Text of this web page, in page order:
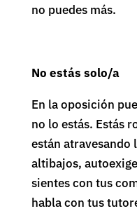
no puedes más.
No estás solo/a
En la oposición
no lo estás. Estás
están atravesando
altibajos,
sientes con tus
habla con tus